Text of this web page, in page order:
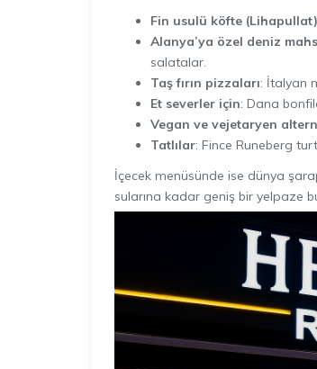
Fin usulü köfte (Lihapullat)
Alanya’ya özel deniz
salatalar.
Taş fırın pizzaları: İtalyan
Et severler için: Dana
Vegan ve vejetaryen
Tatlılar: Fince Runeberg
İçecek menüsünde ise dünya
sularına kadar geniş bir yelpaze